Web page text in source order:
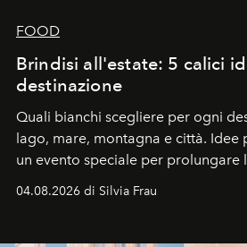
FOOD
Brindisi all'estate: 5 calici
destinazione
Quali bianchi scegliere per ogni
lago, mare, montagna e città.
un evento speciale per prolungare
04.08.2026 di Silvia Frau